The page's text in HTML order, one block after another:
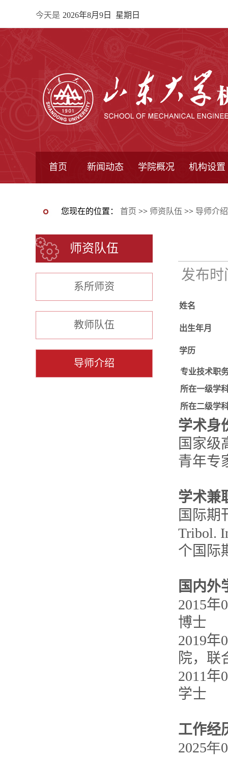
今天是 2026年8月9日 星期日
首页 新闻动态 学院概况 机构设置
您现在的位置： 首页 >> 师资队伍 >> 导师介绍
师资队伍
系所师资
教师队伍
导师介绍
发布
姓名
出生年月
学历
专业技术职
所在一级学
所在二级学
学术身
国家级
青年专
学术兼
国际期
Tribol.
个国际
国内外
2015年
博士
2019年
院，联
2011年
学士
工作经
2025